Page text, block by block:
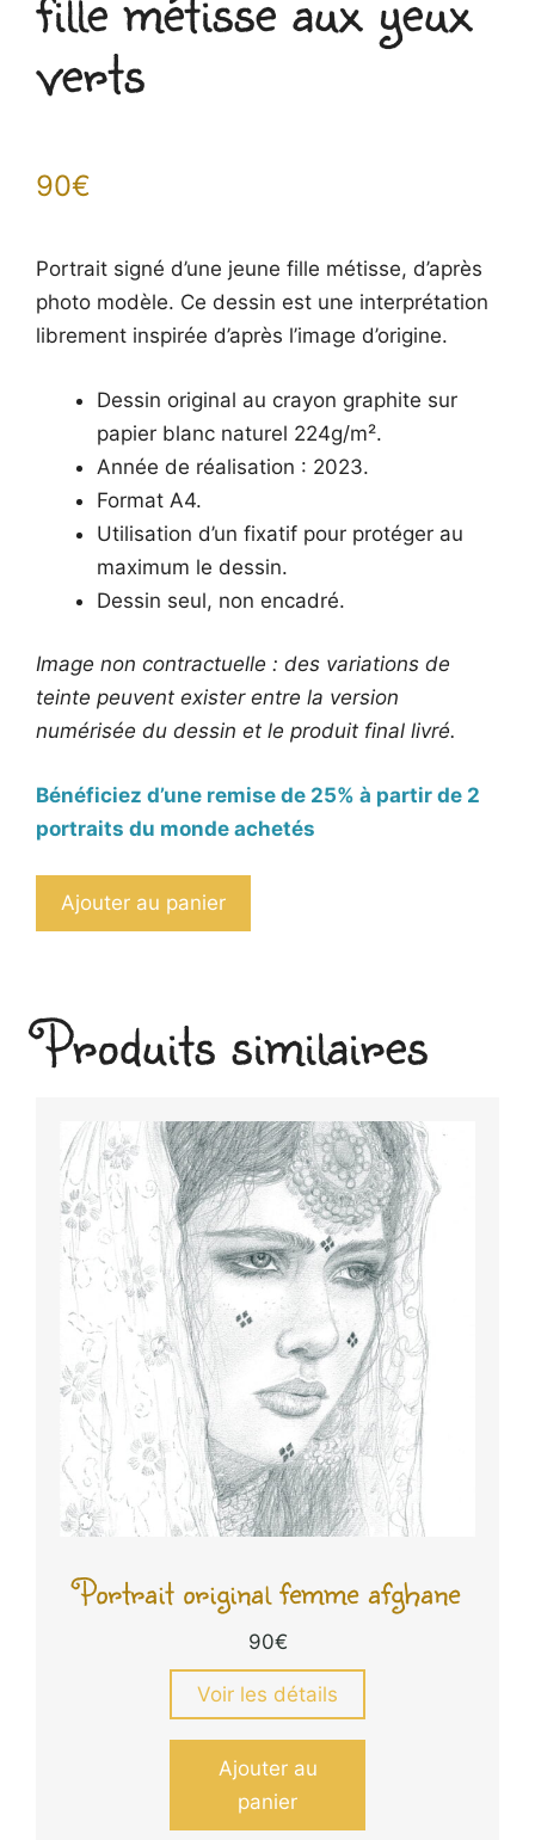
verts
90€
Portrait signé d’une jeune fille métisse, d’après
photo modèle. Ce dessin est une interprétation
librement inspirée d’après l’image d’origine.
Dessin original au crayon graphite sur
papier blanc naturel 224g/m².
Année de réalisation : 2023.
Format A4.
Utilisation d’un fixatif pour protéger au
maximum le dessin.
Dessin seul, non encadré.
Image non contractuelle : des variations de
teinte peuvent exister entre la version
numérisée du dessin et le produit final livré.
Bénéficiez d’une remise de 25% à partir de 2
portraits du monde achetés
quantité
jeune
fille
yeux
verts
Ajouter au panier
Produits similaires
Portrait original femme afghane
90€
Voir les détails
Ajouter au
panier